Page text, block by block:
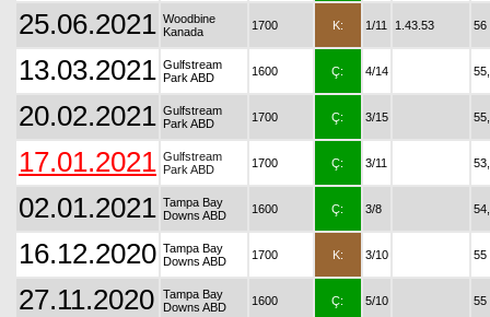
25.06.2021 Woodbine
Kanada
1700 K: 1/11 1.43.53 56
13.03.2021 Gulfstream
Park ABD
1600 Ç: 4/14
20.02.2021 Gulfstream
Park ABD
1700 Ç: 3/15
17.01.2021 Gulfstream
Park ABD
1700 Ç: 3/11
02.01.2021 Tampa Bay
Downs ABD
1600 Ç: 3/8
16.12.2020 Tampa Bay
Downs ABD
1700 K: 3/10 55
27.11.2020
Tampa Bay
Downs ABD
1600 Ç: 5/10 55